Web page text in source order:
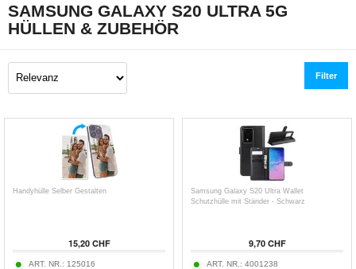
SAMSUNG GALAXY S20 ULTRA 5G
HÜLLEN & ZUBEHÖR
Filter
Handyhülle Selber Gestalten
15,20 CHF
ART. NR.: 125016
Samsung Galaxy S20 Ultra Wallet
Schutzhülle mit Ständer - Schwarz
9,70 CHF
ART. NR.: 4001238